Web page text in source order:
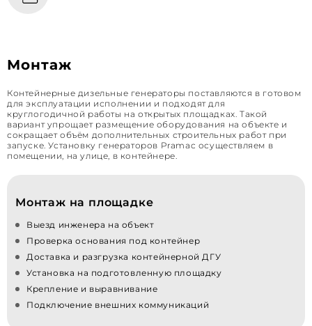
Монтаж
Контейнерные дизельные генераторы поставляются в готовом
для эксплуатации исполнении и подходят для
круглогодичной работы на открытых площадках. Такой
вариант упрощает размещение оборудования на объекте и
сокращает объём дополнительных строительных работ при
запуске. Установку генераторов Pramac осуществляем в
помещении, на улице, в контейнере.
Монтаж на площадке
Выезд инженера на объект
Проверка основания под контейнер
Доставка и разгрузка контейнерной ДГУ
Установка на подготовленную площадку
Крепление и выравнивание
Подключение внешних коммуникаций